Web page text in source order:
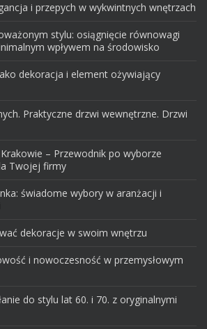
i przepych w wykwintnych wnętrzach
stylu: osiągnięcie równowagi
wpływem na środowisko
dekoracja i element ożywiający
Praktyczne drzwi wewnętrzne. Drzwi
– Przewodnik po wyborze
Twojej firmy
świadome wybory w aranżacji i
dekoracje w swoim wnętrzu
i nowoczesność w przemysłowym
do stylu lat 60. i 70. z oryginalnymi